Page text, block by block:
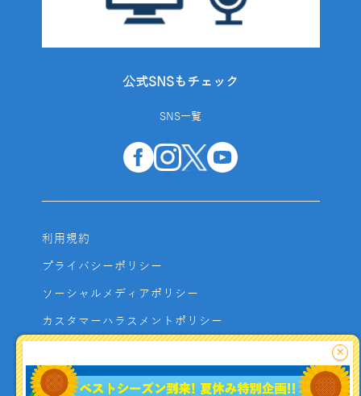
公式SNSもチェック
SNS一覧
利用規約
プライバシーポリシー
ソーシャルメディアポリシー
カスタマーハラスメントポリシー
よくあるご質問
×